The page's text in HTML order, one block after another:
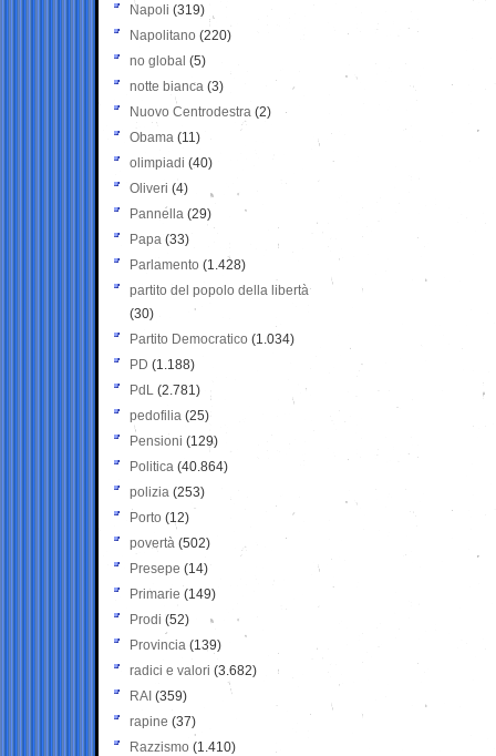
Napoli (319)
Napolitano (220)
no global (5)
notte bianca (3)
Nuovo Centrodestra (2)
Obama (11)
olimpiadi (40)
Oliveri (4)
Pannella (29)
Papa (33)
Parlamento (1.428)
partito del popolo della libertà
(30)
Partito Democratico (1.034)
PD (1.188)
PdL (2.781)
pedofilia (25)
Pensioni (129)
Politica (40.864)
polizia (253)
Porto (12)
povertà (502)
Presepe (14)
Primarie (149)
Prodi (52)
Provincia (139)
radici e valori (3.682)
RAI (359)
rapine (37)
Razzismo (1.410)